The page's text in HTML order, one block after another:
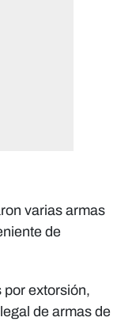
varias armas
de
por extorsión,
de armas de